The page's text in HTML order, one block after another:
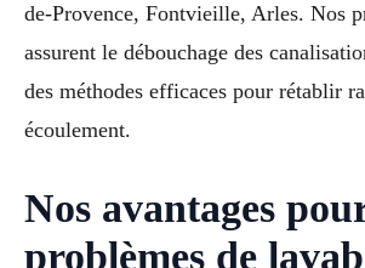
de-Provence, Fontvieille, Arles. Nos
assurent le débouchage des
des méthodes efficaces pour rétablir
écoulement.
Nos avantages
problèmes de